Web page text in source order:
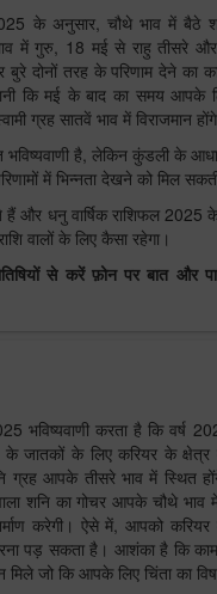
के अनुसार, चौथे भाव में बैठे
में गुरु, 18 मई से राहु तीसरे
दोनों तरह के परिणाम देने का
कि मई के बाद का समय आपके
ग्रह सातवें भाव में विराजमान
भविष्यवाणी है, लेकिन कुंडली के
में भिन्नता देखने को मिल
और धनु वार्षिक राशिफल 2025
वालों के लिए कैसा रहेगा।
से करें फ़ोन पर बात और
भविष्यवाणी करता है कि वर्ष
जातकों के लिए करियर के
आपके तीसरे भाव में स्थित
शनि का गोचर आपके चौथे भाव
करेगी। ऐसे में, आपको
पड़ सकता है। आशंका है कि
मिले जो कि आपके लिए चिंता का